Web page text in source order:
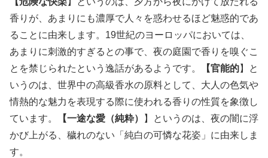
香りが、あまりにも濃厚で人々を惑わせるほど魅惑的であ
ることに由来します。19世紀のヨーロッパにおいては、
あまりに刺激的すぎるとの事で、夜の庭園で香りを嗅ぐこ
とを禁じられたという逸話があるようです。
【官能的】と
いうのは、世界中の高級香水の原料として、大人の色気や
情熱的な魅力を表現する際に使われる香りの性質を象徴し
ています。
【一途な愛（純粋）
】というのは、夜の闇に浮
かび上がる、穢れのない「純白の可憐な花姿」に由来しま
す。